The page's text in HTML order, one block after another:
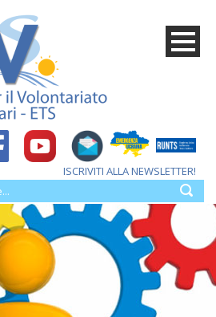
ISCRIVITI ALLA NEWSLETTER!